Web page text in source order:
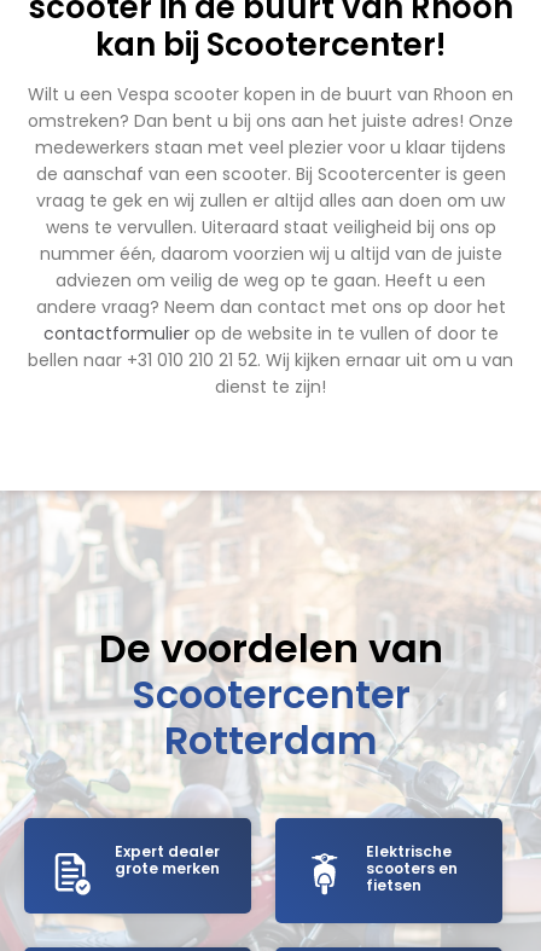
kan bij Scootercenter!
Wilt u een Vespa scooter kopen in de buurt van Rhoon en
omstreken? Dan bent u bij ons aan het juiste adres! Onze
medewerkers staan met veel plezier voor u klaar tijdens
de aanschaf van een scooter. Bij Scootercenter is geen
vraag te gek en wij zullen er altijd alles aan doen om uw
wens te vervullen. Uiteraard staat veiligheid bij ons op
nummer één, daarom voorzien wij u altijd van de juiste
adviezen om veilig de weg op te gaan. Heeft u een
andere vraag? Neem dan contact met ons op door het
contactformulierop de website in te vullen of door te
bellen naar +31 010 210 21 52. Wij kijken ernaar uit om u van
dienst te zijn!
De voordelen van
Scootercenter
Rotterdam
Expert dealer
grote merken
Elektrische
scooters en
fietsen